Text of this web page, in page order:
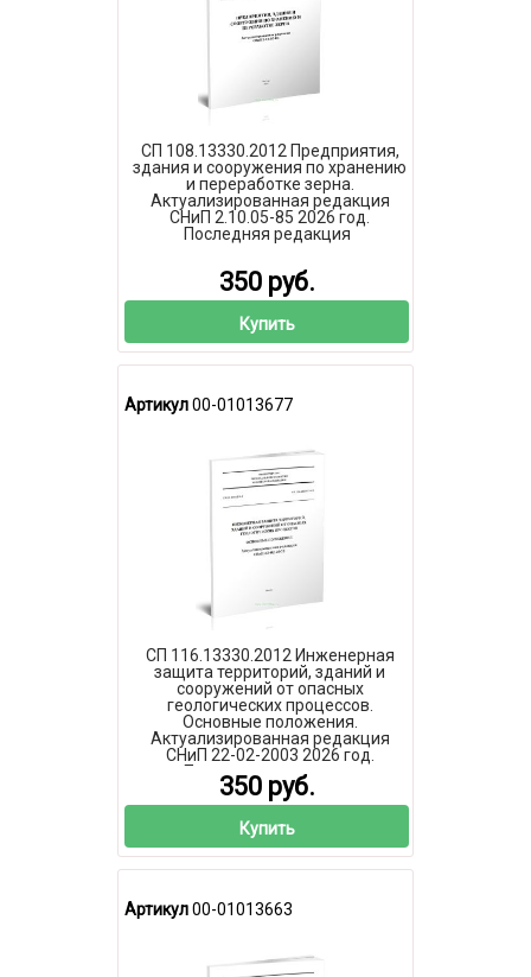
СП 108.13330.2012 Предприятия,
здания и сооружения по хранению
и переработке зерна.
Актуализированная редакция
СНиП 2.10.05-85 2026 год.
Последняя редакция
350 руб.
Купить
Артикул00-01013677
СП 116.13330.2012 Инженерная
защита территорий, зданий и
сооружений от опасных
геологических процессов.
Основные положения.
Актуализированная редакция
СНиП 22-02-2003 2026 год.
Последняя редакция
350 руб.
Купить
Артикул00-01013663